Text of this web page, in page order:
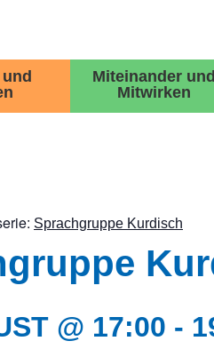
Miteinander und
Mitwirken
Sprachgruppe Kurdisch
@ 17:00 -